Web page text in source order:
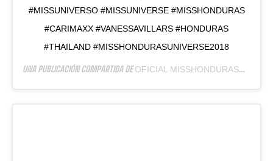
#MISSUNIVERSO #MISSUNIVERSE #MISSHONDURAS
#CARIMAXX #VANESSAVILLARS #HONDURAS
#THAILAND #MISSHONDURASUNIVERSE2018
UNA PUBLICACIÓN COMPARTIDA DEOFICIAL MISSHONDURASUNIVERSE